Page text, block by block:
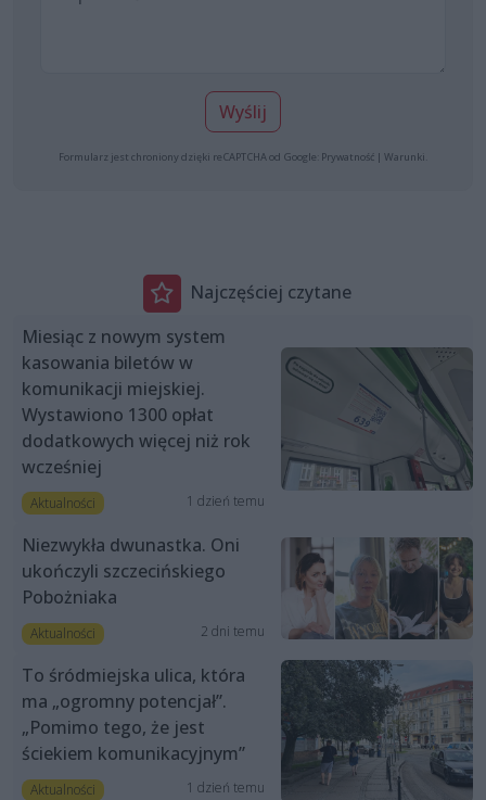
Wyślij
Formularz jest chroniony dzięki reCAPTCHA od Google: Prywatność | Warunki
Najczęściej czytane
Miesiąc z nowym system
kasowania biletów w
komunikacji miejskiej.
Wystawiono 1300 opłat
dodatkowych więcej niż rok
wcześniej
Aktualności 1 dzień temu
Niezwykła dwunastka. Oni
ukończyli szczecińskiego
Pobożniaka
Aktualności 2 dni temu
To śródmiejska ulica, która
ma „ogromny potencjał”.
„Pomimo tego, że jest
ściekiem komunikacyjnym”
Aktualności 1 dzień temu